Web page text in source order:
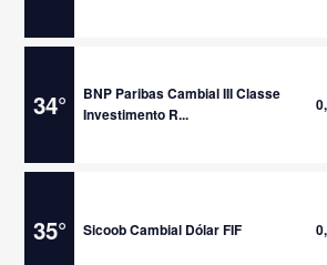
34°
BNP Paribas Cambial III Classe
Investimento R...
35° Sicoob Cambial Dólar FIF